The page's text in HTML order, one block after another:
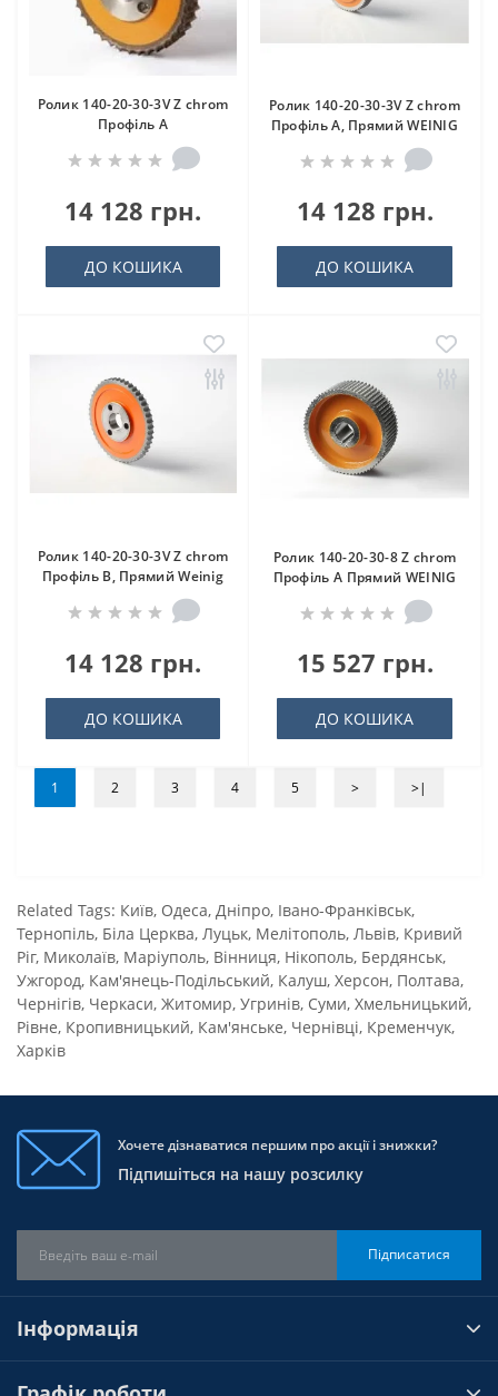
Ролик 140-20-30-3V Z chrom
Профіль A
14 128 грн.
ДО КОШИКА
Ролик 140-20-30-3V Z chrom
Профіль A, Прямий WEINIG
14 128 грн.
ДО КОШИКА
Ролик 140-20-30-3V Z chrom
Профіль B, Прямий Weinig
14 128 грн.
ДО КОШИКА
Ролик 140-20-30-8 Z chrom
Профіль A Прямий WEINIG
15 527 грн.
ДО КОШИКА
1 2 3 4 5 > >|
Related Tags: Київ, Одеса, Дніпро, Івано-Франківськ,
Тернопіль, Біла Церква, Луцьк, Мелітополь, Львів, Кривий
Ріг, Миколаїв, Маріуполь, Вінниця, Нікополь, Бердянськ,
Ужгород, Кам'янець-Подільський, Калуш, Херсон, Полтава,
Чернігів, Черкаси, Житомир, Угринів, Суми, Хмельницький,
Рівне, Кропивницький, Кам'янське, Чернівці, Кременчук,
Харків
Хочете дізнаватися першим про акції і знижки?
Підпишіться на нашу розсилку
Підписатися
Інформація